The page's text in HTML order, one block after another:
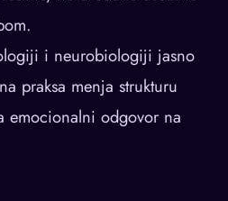
i neurobiologiji jasno
praksa menja strukturu
emocionalni odgovor na